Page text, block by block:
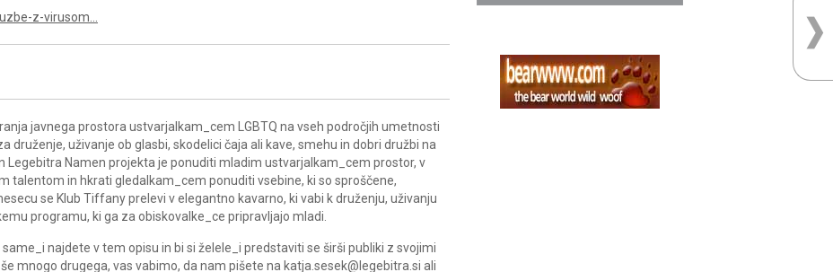
z-virusom…
javnega prostora ustvarjalkam_cem LGBTQ na vseh področjih umetnosti
druženje, uživanje ob glasbi, skodelici čaja ali kave, smehu in dobri družbi na
Legebitra Namen projekta je ponuditi mladim ustvarjalkam_cem prostor, v
talentom in hkrati gledalkam_cem ponuditi vsebine, ki so sproščene,
se Klub Tiffany prelevi v elegantno kavarno, ki vabi k druženju, uživanju
programu, ki ga za obiskovalke_ce pripravljajo mladi.
najdete v tem opisu in bi si želele_i predstaviti se širši publiki z svojimi
mnogo drugega, vas vabimo, da nam pišete na katja.sesek@legebitra.si ali